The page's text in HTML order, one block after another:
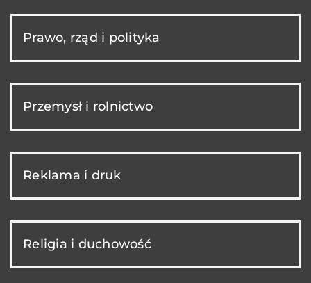
Prawo, rząd i polityka
Przemysł i rolnictwo
Reklama i druk
Religia i duchowość